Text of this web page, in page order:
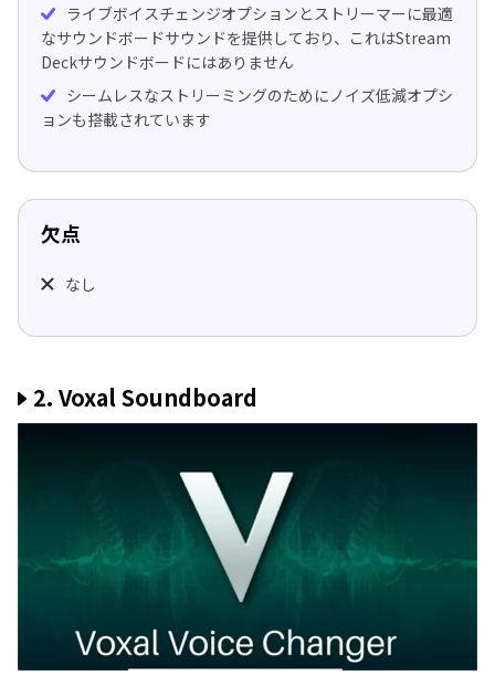
ライブボイスチェンジオプションとストリーマーに最適
なサウンドボードサウンドを提供しており、これはStream
Deckサウンドボードにはありません
シームレスなストリーミングのためにノイズ低減オプシ
ョンも搭載されています
欠点
なし
2. Voxal Soundboard